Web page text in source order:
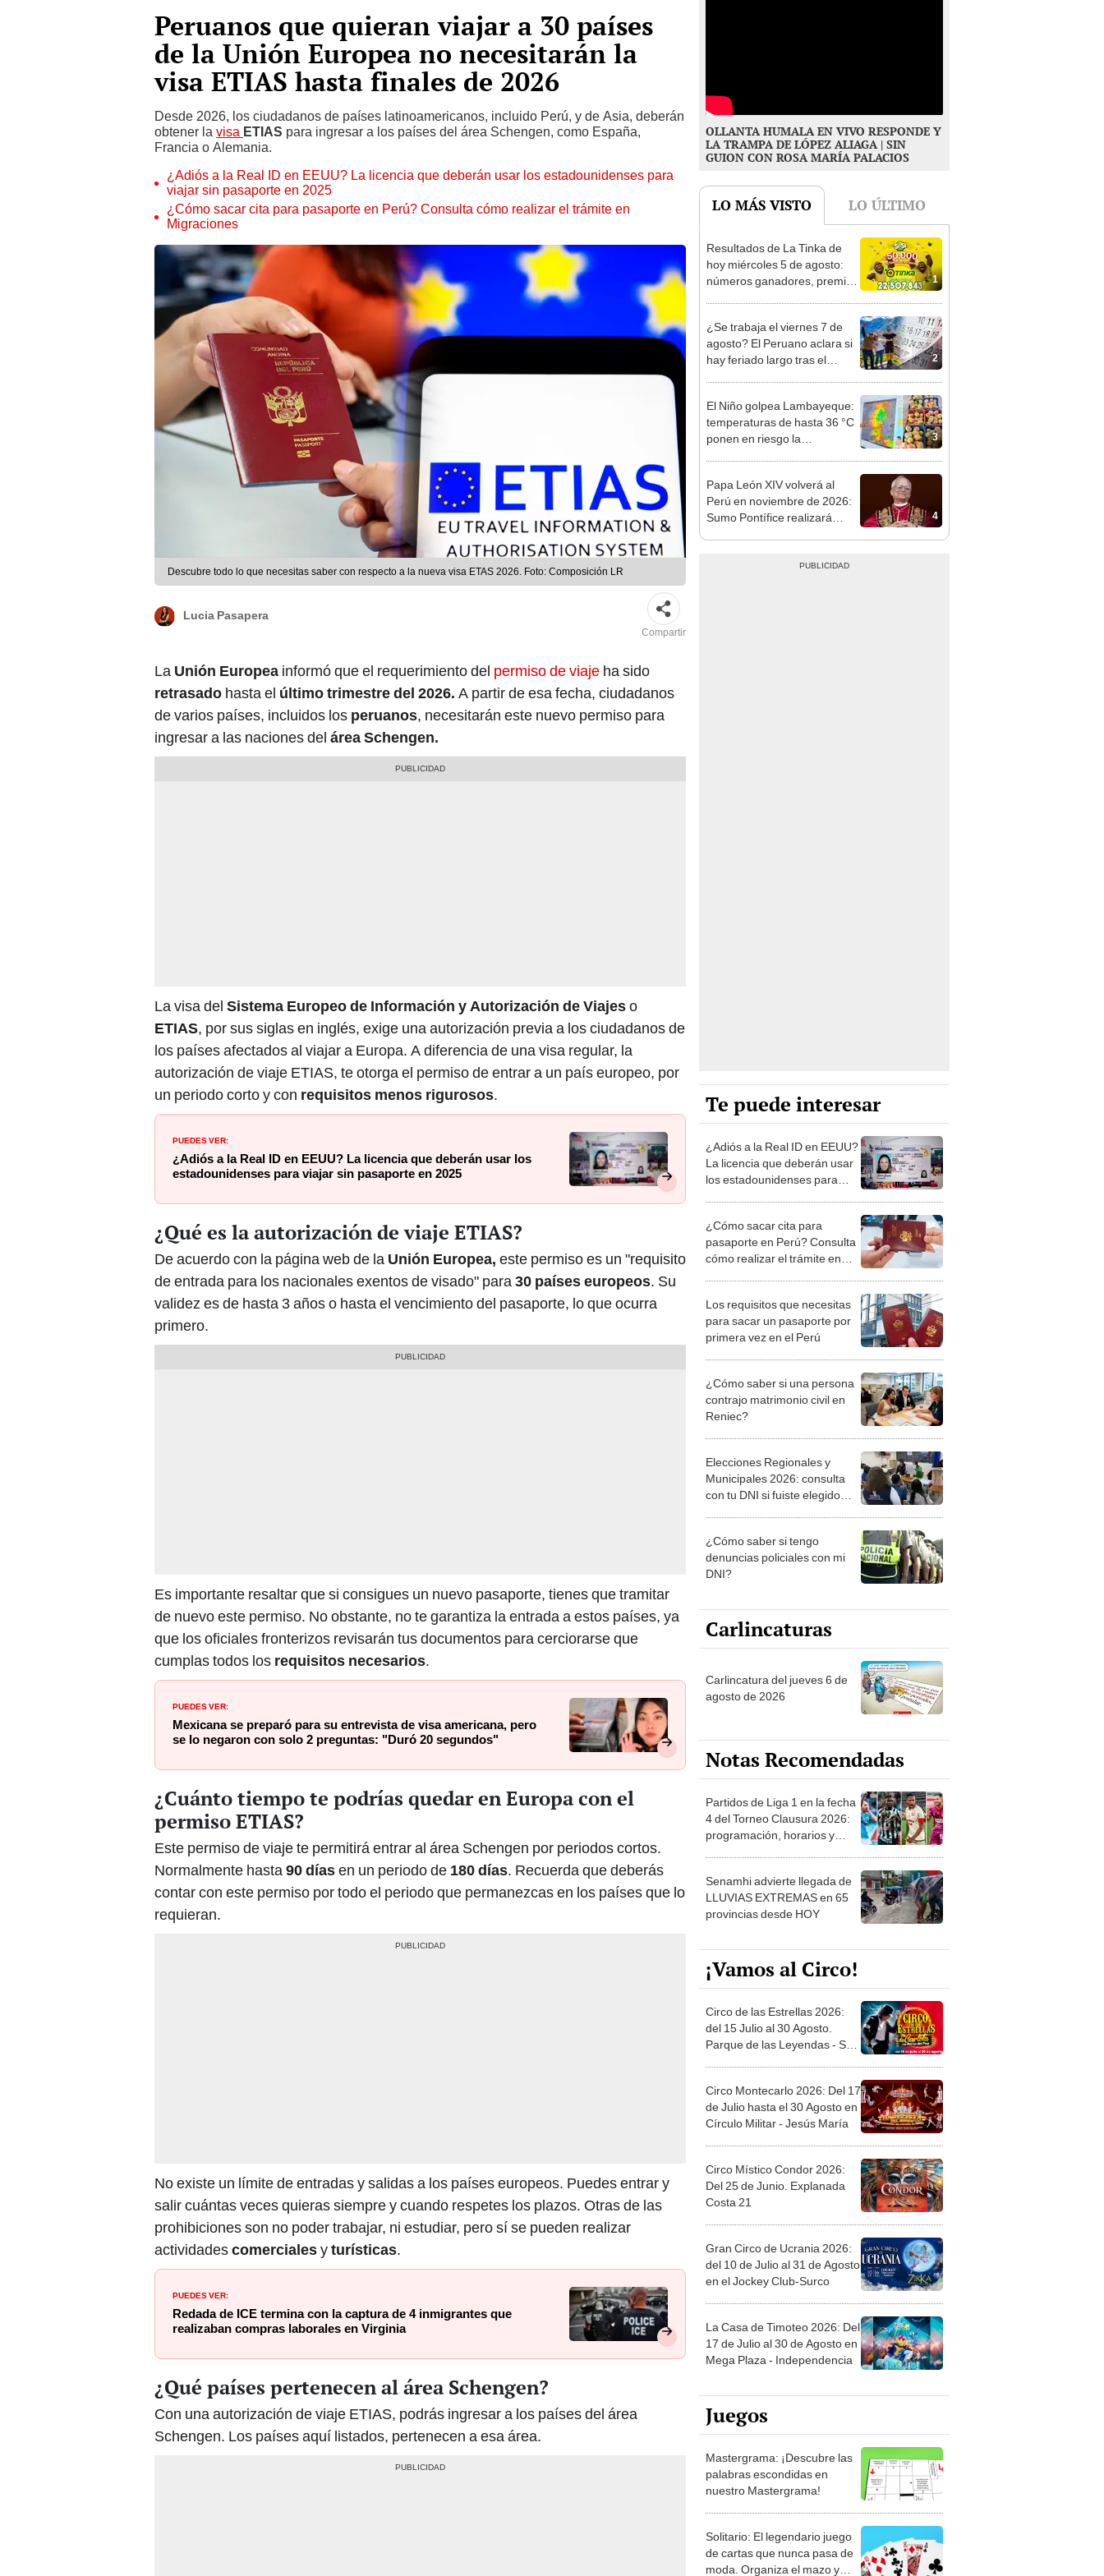
Peruanos que quieran viajar a 30 países
de la Unión Europea no necesitarán la
visa ETIAS hasta finales de 2026
Desde 2026, los ciudadanos de países latinoamericanos, incluido Perú, y de Asia, deberán
obtener la visa ETIAS para ingresar a los países del área Schengen, como España,
Francia o Alemania.
¿Adiós a la Real ID en EEUU? La licencia que deberán usar los estadounidenses para
viajar sin pasaporte en 2025
¿Cómo sacar cita para pasaporte en Perú? Consulta cómo realizar el trámite en
Migraciones
Descubre todo lo que necesitas saber con respecto a la nueva visa ETAS 2026. Foto: Composición LR
Lucia Pasapera
Compartir
La Unión Europea informó que el requerimiento del permiso de viaje ha sido
retrasado hasta el último trimestre del 2026. A partir de esa fecha, ciudadanos
de varios países, incluidos los peruanos, necesitarán este nuevo permiso para
ingresar a las naciones del área Schengen.
La visa del Sistema Europeo de Información y Autorización de Viajeso
ETIAS, por sus siglas en inglés, exige una autorización previa a los ciudadanos de
los países afectados al viajar a Europa. A diferencia de una visa regular, la
autorización de viaje ETIAS, te otorga el permiso de entrar a un país europeo, por
un periodo corto y con requisitos menos rigurosos.
PUEDES VER:
¿Adiós a la Real ID en EEUU? La licencia que deberán usar los
estadounidenses para viajar sin pasaporte en 2025
¿Qué es la autorización de viaje ETIAS?
De acuerdo con la página web de la Unión Europea, este permiso es un "requisito
de entrada para los nacionales exentos de visado" para30 países europeos. Su
validez es de hasta 3 años o hasta el vencimiento del pasaporte, lo que ocurra
primero.
Es importante resaltar que si consigues un nuevo pasaporte, tienes que tramitar
de nuevo este permiso. No obstante, no te garantiza la entrada a estos países, ya
que los oficiales fronterizos revisarán tus documentos para cerciorarse que
cumplas todos los requisitos necesarios.
PUEDES VER:
Mexicana se preparó para su entrevista de visa americana, pero
se lo negaron con solo 2 preguntas: "Duró 20 segundos"
¿Cuánto tiempo te podrías quedar en Europa con el
permiso ETIAS?
Este permiso de viaje te permitirá entrar al área Schengen por periodos cortos.
Normalmente hasta 90 díasen un periodo de 180 días. Recuerda que deberás
contar con este permiso por todo el periodo que permanezcas en los países que lo
requieran.
No existe un límite de entradas y salidas a los países europeos. Puedes entrar y
salir cuántas veces quieras siempre y cuando respetes los plazos. Otras de las
prohibiciones son no poder trabajar, ni estudiar, pero sí se pueden realizar
actividadescomercialesyturísticas.
PUEDES VER:
Redada de ICE termina con la captura de 4 inmigrantes que
realizaban compras laborales en Virginia
¿Qué países pertenecen al área Schengen?
Con una autorización de viaje ETIAS, podrás ingresar a los países del área
Schengen. Los países aquí listados, pertenecen a esa área.
OLLANTA HUMALA EN VIVO RESPONDE Y
LA TRAMPA DE LÓPEZ ALIAGA | SIN
GUION CON ROSA MARÍA PALACIOS
LO MÁS VISTO LO ÚLTIMO
1
Resultados de La Tinka de
hoy miércoles 5 de agosto:
números ganadores, premios
2
¿Se trabaja el viernes 7 de
agosto? El Peruano aclara si
hay feriado largo tras el
3
El Niño golpea Lambayeque:
temperaturas de hasta 36 °C
ponen en riesgo la
4
Papa León XIV volverá al
Perú en noviembre de 2026:
Sumo Pontífice realizará
Te puede interesar
¿Adiós a la Real ID en EEUU?
La licencia que deberán usar
los estadounidenses para
¿Cómo sacar cita para
pasaporte en Perú? Consulta
cómo realizar el trámite en
Los requisitos que necesitas
para sacar un pasaporte por
primera vez en el Perú
¿Cómo saber si una persona
contrajo matrimonio civil en
Reniec?
Elecciones Regionales y
Municipales 2026: consulta
con tu DNI si fuiste elegido
la ONPE
¿Cómo saber si tengo
denuncias policiales con mi
DNI?
Carlincaturas
Carlincatura del jueves 6 de
agosto de 2026
Notas Recomendadas
Partidos de Liga 1 en la fecha
4 del Torneo Clausura 2026:
programación, horarios y
Senamhi advierte llegada de
LLUVIAS EXTREMAS en 65
provincias desde HOY
¡Vamos al Circo!
Circo de las Estrellas 2026:
del 15 Julio al 30 Agosto.
Parque de las Leyendas - San
Circo Montecarlo 2026: Del 17
de Julio hasta el 30 Agosto en
Círculo Militar - Jesús María
Circo Místico Condor 2026:
Del 25 de Junio. Explanada
Costa 21
Gran Circo de Ucrania 2026:
del 10 de Julio al 31 de Agosto
en el Jockey Club-Surco
La Casa de Timoteo 2026: Del
17 de Julio al 30 de Agosto en
Mega Plaza - Independencia
Juegos
Mastergrama: ¡Descubre las
palabras escondidas en
nuestro Mastergrama!
Solitario: El legendario juego
de cartas que nunca pasa de
moda. Organiza el mazo y